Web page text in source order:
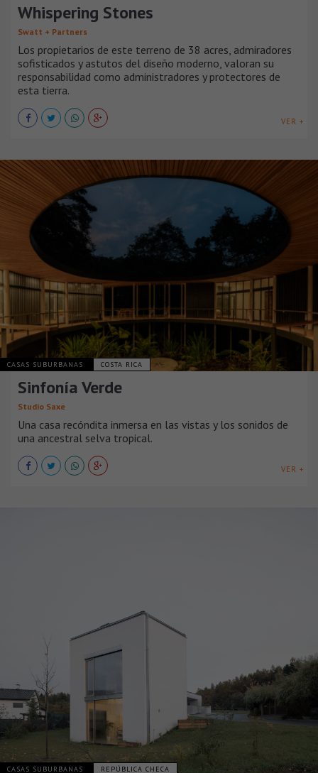
Whispering Stones
Swatt + Partners
Los propietarios de este terreno de 38 acres, admiradores
sofisticados y astutos del diseño moderno, valoran su
responsabilidad como administradores y protectores de
esta tierra.
VER +
CASAS SUBURBANAS COSTA RICA
Sinfonía Verde
Studio Saxe
Una casa recóndita inmersa en las vistas y los sonidos de
una ancestral selva tropical.
VER +
CASAS SUBURBANAS REPÚBLICA CHECA